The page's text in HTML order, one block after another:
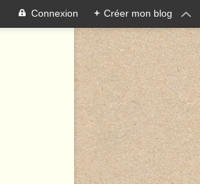
Connexion + Créer mon blog